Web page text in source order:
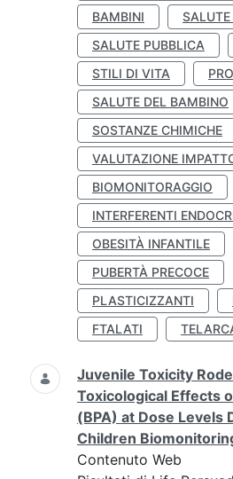
BAMBINI
SALUTE PUBBLICA
STILI DI VITA
SALUTE DEL BAMBINO
SOSTANZE CHIMICHE
VALUTAZIONE
BIOMONITORAGGIO
INTERFERENTI
OBESITÀ INFANTILE
PUBERTÀ PRECOCE
PLASTICIZZANTI
FTALATI
Juvenile Toxicity
Toxicological Effects
(BPA) at Dose Levels
Children
Contenuto Web